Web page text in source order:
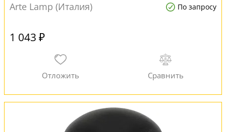
Arte Lamp (Италия)
По запросу
1 043 ₽